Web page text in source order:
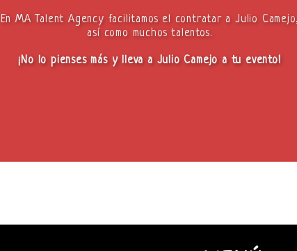
En MA Talent Agency facilitamos el contratar a Julio Camejo,
así como muchos talentos.
¡No lo pienses más y lleva a Julio Camejo a tu evento!